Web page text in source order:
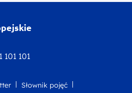
101 101
Słownik pojęć